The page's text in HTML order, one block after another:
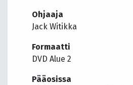
Ohjaaja
Jack Witikka
Formaatti
DVD Alue 2
Pääosissa